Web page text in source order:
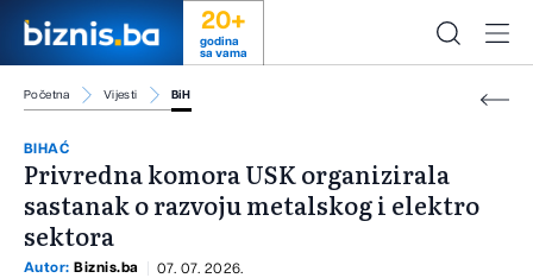
20+
godina
sa vama
Početna Vijesti BiH
BIHAĆ
Privredna komora USK organizirala
sastanak o razvoju metalskog i elektro
sektora
Autor: Biznis.ba 07. 07. 2026.